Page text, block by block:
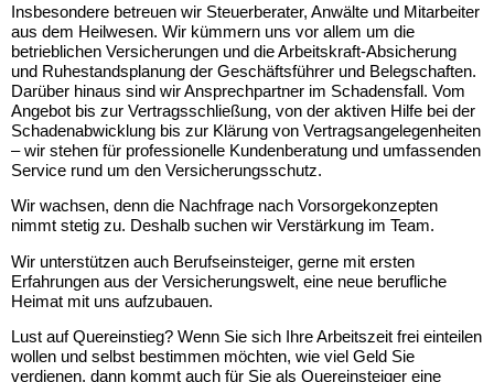
Insbesondere betreuen wir Steuerberater, Anwälte und Mitarbeiter
aus dem Heilwesen. Wir kümmern uns vor allem um die
betrieblichen Versicherungen und die Arbeitskraft-Absicherung
und Ruhestandsplanung der Geschäftsführer und Belegschaften.
Darüber hinaus sind wir Ansprechpartner im Schadensfall. Vom
Angebot bis zur Vertragsschließung, von der aktiven Hilfe bei der
Schadenabwicklung bis zur Klärung von Vertragsangelegenheiten
– wir stehen für professionelle Kundenberatung und umfassenden
Service rund um den Versicherungsschutz.
Wir wachsen, denn die Nachfrage nach Vorsorgekonzepten
nimmt stetig zu. Deshalb suchen wir Verstärkung im Team.
Wir unterstützen auch Berufseinsteiger, gerne mit ersten
Erfahrungen aus der Versicherungswelt, eine neue berufliche
Heimat mit uns aufzubauen.
Lust auf Quereinstieg? Wenn Sie sich Ihre Arbeitszeit frei einteilen
wollen und selbst bestimmen möchten, wie viel Geld Sie
verdienen, dann kommt auch für Sie als Quereinsteiger eine